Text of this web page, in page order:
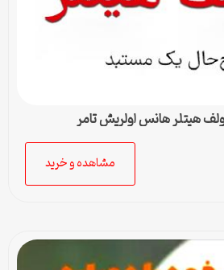
هیتلر هانس اولریش تامر
مشاهده و خرید